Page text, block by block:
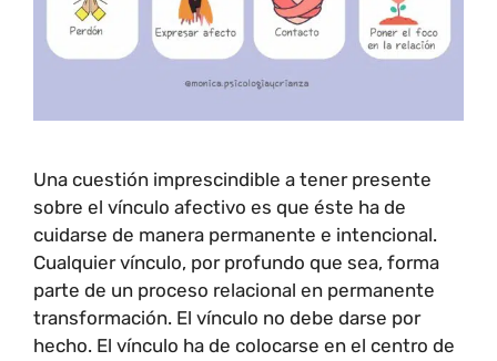
Una cuestión imprescindible a tener presente
sobre el vínculo afectivo es que éste ha de
cuidarse de manera permanente e intencional.
Cualquier vínculo, por profundo que sea, forma
parte de un proceso relacional en permanente
transformación. El vínculo no debe darse por
hecho. El vínculo ha de colocarse en el centro de